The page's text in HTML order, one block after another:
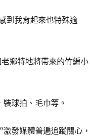
到我背起來也特殊適
鄉特地將帶來的竹編小
球拍、毛巾等。
發媒體普遍追蹤關心，